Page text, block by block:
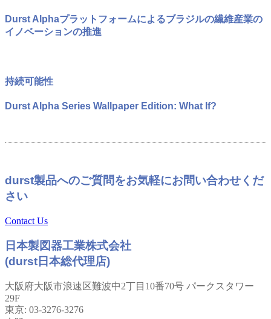
Durst Alphaプラットフォームによるブラジルの繊維産業の
イノベーションの推進
持続可能性
Durst Alpha Series Wallpaper Edition: What If?
durst製品へのご質問をお気軽にお問い合わせくだ
さい
Contact Us
日本製図器工業株式会社
(durst日本総代理店)
大阪府大阪市浪速区難波中2丁目10番70号 パークスタワー
29F
東京: 03-3276-3276